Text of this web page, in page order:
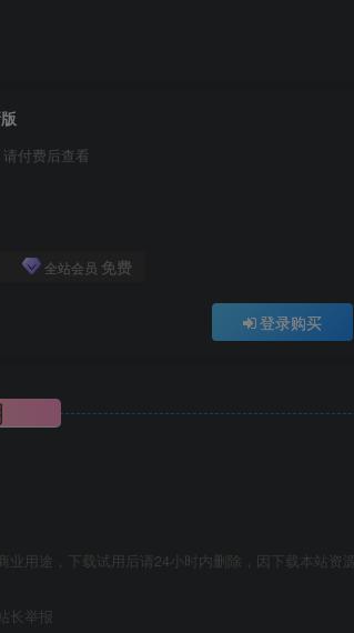
付费后查看
全站会员 免费
登录购买
用途，下载试用后请24小时内删除，因下载本站资源
长举报